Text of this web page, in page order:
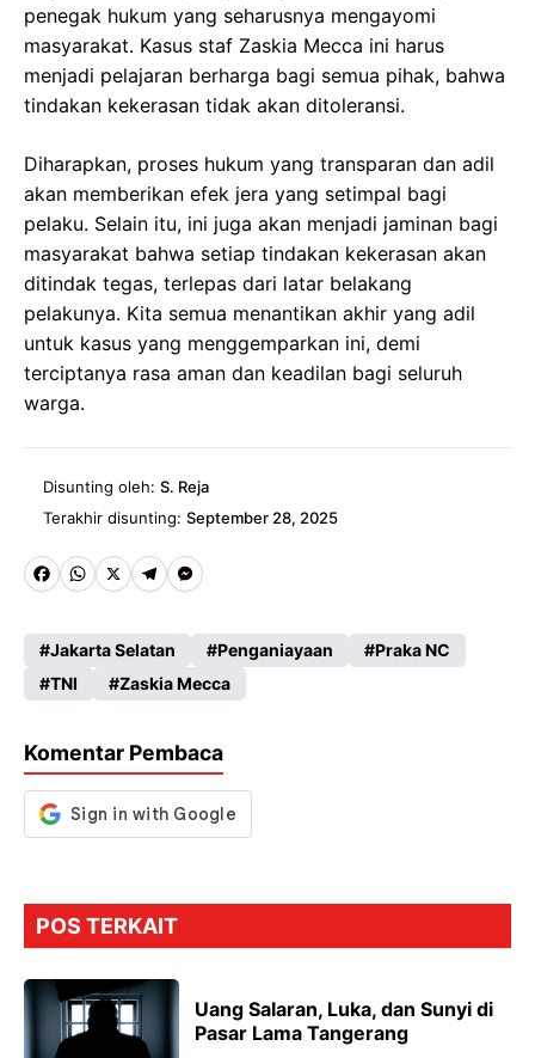
penegak hukum yang seharusnya mengayomi
masyarakat. Kasus staf Zaskia Mecca ini harus
menjadi pelajaran berharga bagi semua pihak, bahwa
tindakan kekerasan tidak akan ditoleransi.
Diharapkan, proses hukum yang transparan dan adil
akan memberikan efek jera yang setimpal bagi
pelaku. Selain itu, ini juga akan menjadi jaminan bagi
masyarakat bahwa setiap tindakan kekerasan akan
ditindak tegas, terlepas dari latar belakang
pelakunya. Kita semua menantikan akhir yang adil
untuk kasus yang menggemparkan ini, demi
terciptanya rasa aman dan keadilan bagi seluruh
warga.
Disunting oleh: S. Reja
Terakhir disunting: September 28, 2025
Fa
b
o
k
W
ts
A
p
X
Te
gr
a
M
se
n
er
Jakarta Selatan Penganiayaan
Praka NC
TNI
Zaskia Mecca
Komentar Pembaca
POS TERKAIT
Uang Salaran, Luka, dan Sunyi di
Pasar Lama Tangerang